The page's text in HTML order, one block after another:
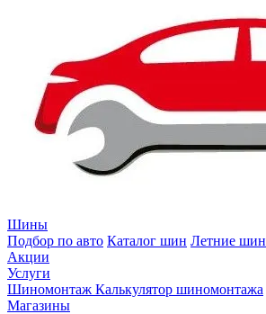
Шины
Подбор по авто Каталог шин Летние
Акции
Услуги
Шиномонтаж Калькулятор шиномонтажа
Магазины